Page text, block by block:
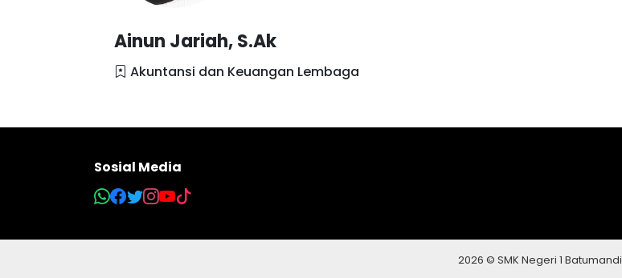
Ainun Jariah, S.Ak
Akuntansi dan Keuangan Lembaga
Sosial Media
2026 © SMK Negeri 1 Batumandi